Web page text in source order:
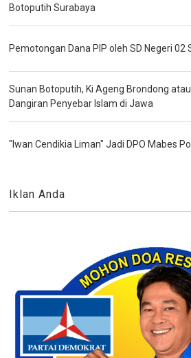
Botoputih Surabaya
Pemotongan Dana PIP oleh SD Negeri 02
Sunan Botoputih, Ki Ageng Brondong
Dangiran Penyebar Islam di Jawa
"Iwan Cendikia Liman" Jadi DPO Mabes
Iklan Anda